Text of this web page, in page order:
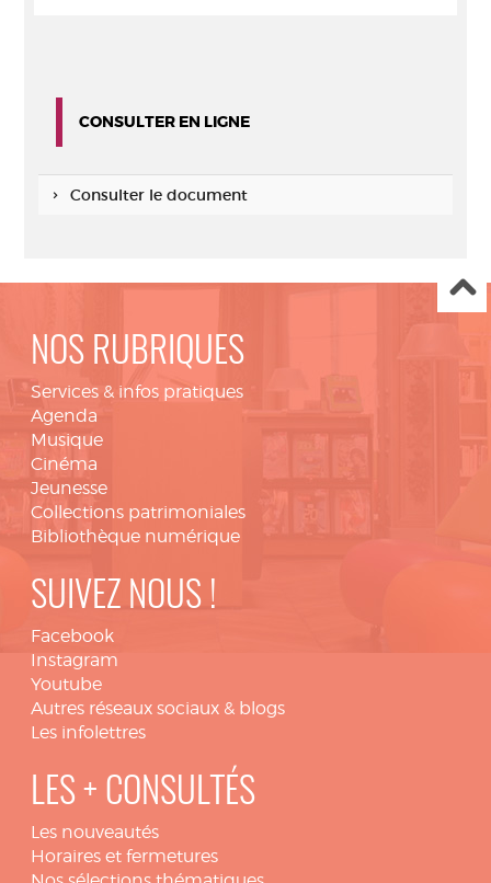
CONSULTER EN LIGNE
Consulter le document
NOS RUBRIQUES
Services & infos pratiques
Agenda
Musique
Cinéma
Jeunesse
Collections patrimoniales
Bibliothèque numérique
SUIVEZ NOUS !
Facebook
Instagram
Youtube
Autres réseaux sociaux & blogs
Les infolettres
LES + CONSULTÉS
Les nouveautés
Horaires et fermetures